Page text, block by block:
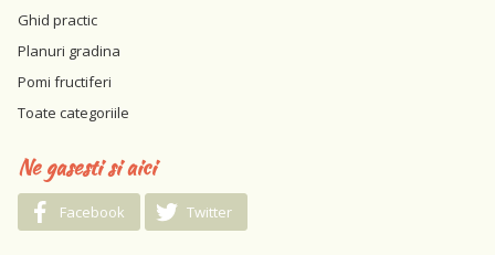
Ghid practic
Planuri gradina
Pomi fructiferi
Toate categoriile
Ne gasesti si aici
Facebook Twitter